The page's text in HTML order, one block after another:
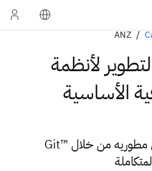
ANZ
لأنظمة
الأساسية
يعمل بنك ANZ على تمكين مطوريه من خلال ™Git